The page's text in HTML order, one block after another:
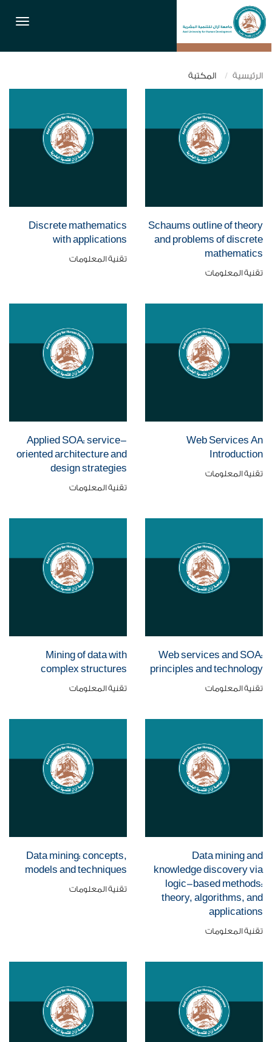
الرئيسية المكتبة
Schaums outline of theory
and problems of discrete
mathematics
تقنية المعلومات
Discrete mathematics
with applications
تقنية المعلومات
Web Services An
Introduction
تقنية المعلومات
Applied SOA: service-
oriented architecture and
design strategies
تقنية المعلومات
Web services and SOA:
principles and technology
تقنية المعلومات
Mining of data with
complex structures
تقنية المعلومات
Data mining and
knowledge discovery via
logic-based methods:
theory, algorithms, and
applications
تقنية المعلومات
Data mining: concepts,
models and techniques
تقنية المعلومات